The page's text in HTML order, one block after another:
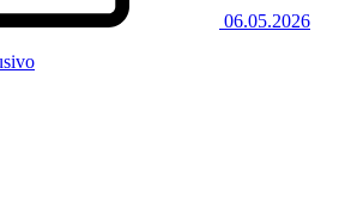
06.05.2026